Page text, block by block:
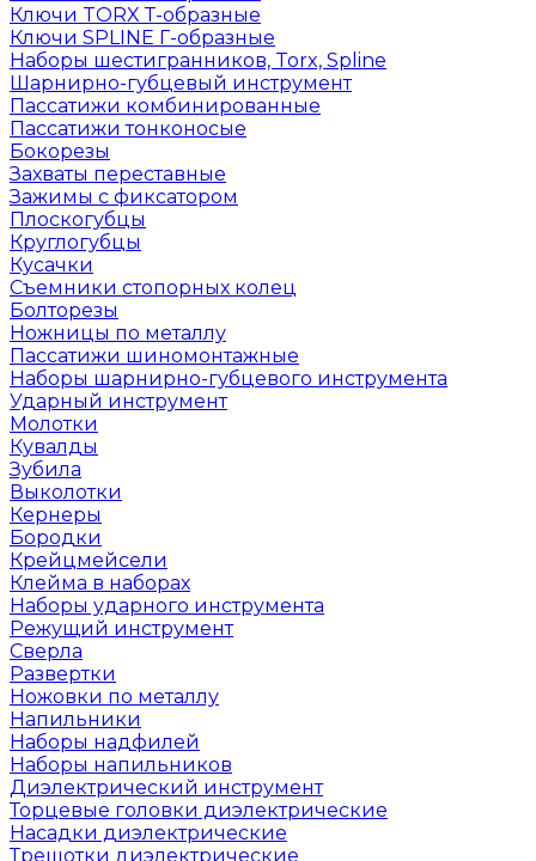
Ключи TORX Т-образные
Ключи SPLINE Г-образные
Наборы шестигранников, Torx, Spline
Шарнирно-губцевый инструмент
Пассатижи комбинированные
Пассатижи тонконосые
Бокорезы
Захваты переставные
Зажимы с фиксатором
Плоскогубцы
Круглогубцы
Кусачки
Съемники стопорных колец
Болторезы
Ножницы по металлу
Пассатижи шиномонтажные
Наборы шарнирно-губцевого инструмента
Ударный инструмент
Молотки
Кувалды
Зубила
Выколотки
Кернеры
Бородки
Крейцмейсели
Клейма в наборах
Наборы ударного инструмента
Режущий инструмент
Сверла
Развертки
Ножовки по металлу
Напильники
Наборы надфилей
Наборы напильников
Диэлектрический инструмент
Торцевые головки диэлектрические
Насадки диэлектрические
Трещотки диэлектрические